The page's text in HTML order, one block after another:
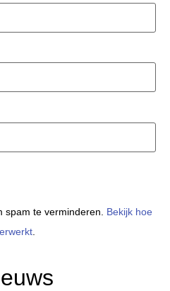
spam te verminderen. Bekijk hoe
.